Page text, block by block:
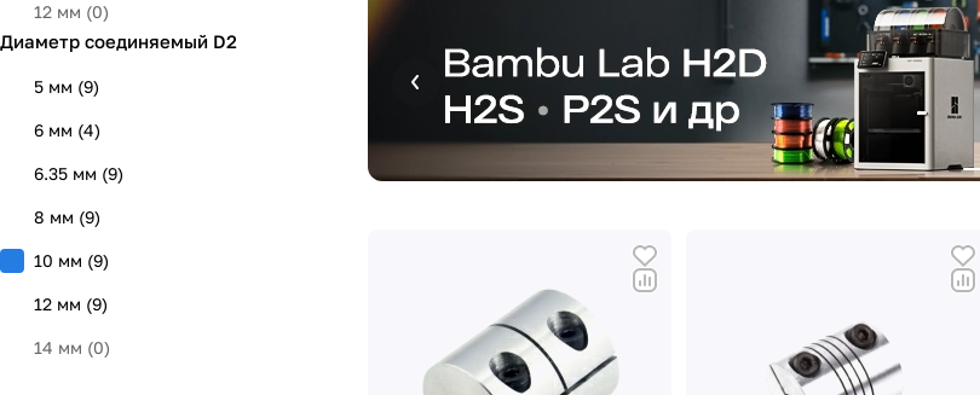
12 мм (0)
Диаметр соединяемый D2
5 мм (9)
6 мм (4)
6.35 мм (9)
8 мм (9)
10 мм (9)
12 мм (9)
14 мм (0)